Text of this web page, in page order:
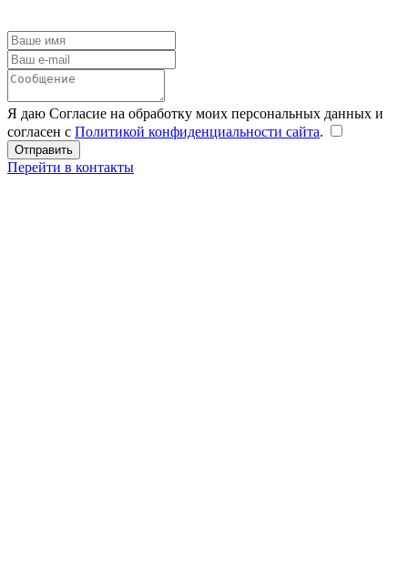
Я даю Согласие на обработку моих персональных данных и
согласен с Политикой конфиденциальности сайта.
Перейти в контакты